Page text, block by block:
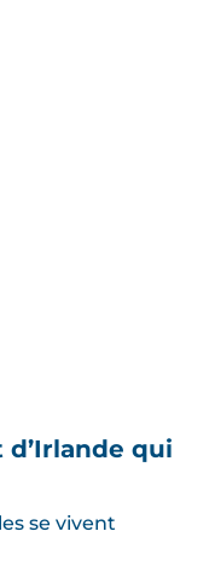
d’Irlande qui
se vivent